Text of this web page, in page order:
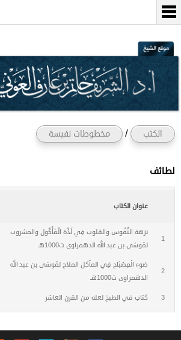
الكتب / مخطوطات نفيسة
لطائف
عنوان الكتاب
1
نزهة النُّفُوس والقلوب فِي لَذَّة الْمَأْكُول والمشروب
لمُوسَى بن عبد الله الدهمراوى ت1000هـ
2
ضوء الْمِصْبَاح فِي المآكل الملاح لمُوسَى بن عبد الله
الدهمراوى ت1000هـ
3 كتاب في الطبخ لعله من القرن العاشر